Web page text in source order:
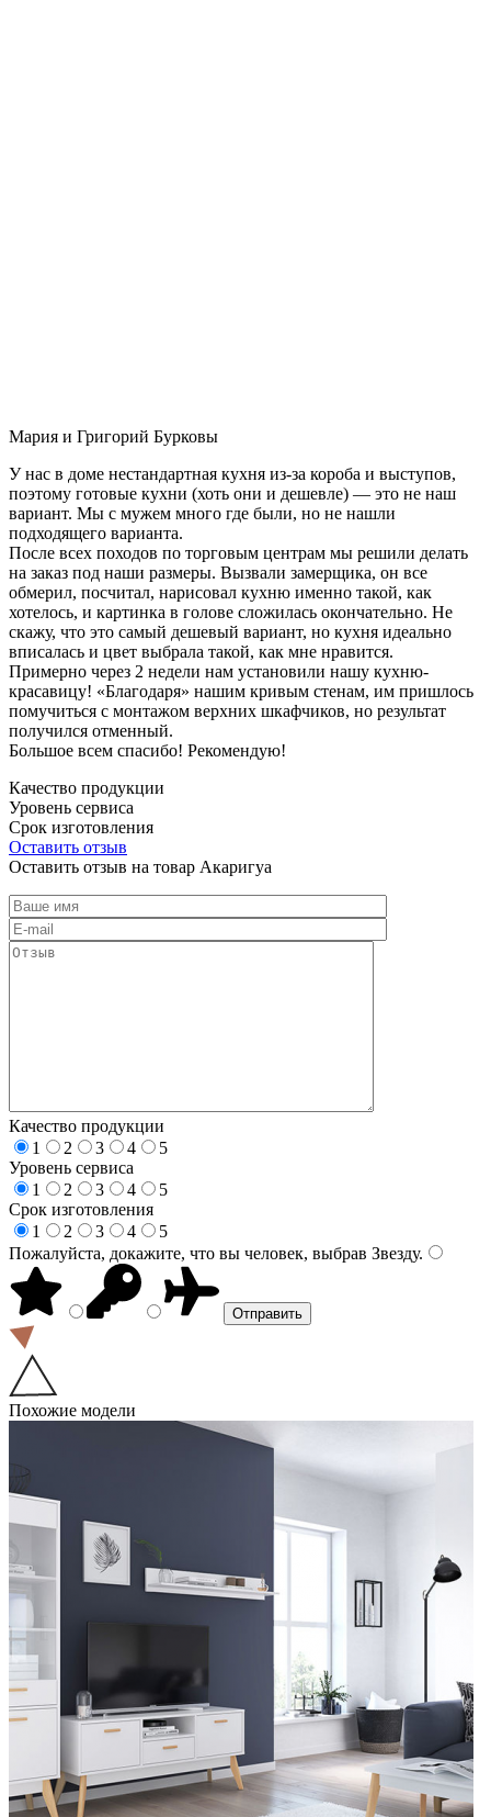
Мария и Григорий Бурковы
У нас в доме нестандартная кухня из-за короба и выступов,
поэтому готовые кухни (хоть они и дешевле) — это не наш
вариант. Мы с мужем много где были, но не нашли
подходящего варианта.
После всех походов по торговым центрам мы решили делать
на заказ под наши размеры. Вызвали замерщика, он все
обмерил, посчитал, нарисовал кухню именно такой, как
хотелось, и картинка в голове сложилась окончательно. Не
скажу, что это самый дешевый вариант, но кухня идеально
вписалась и цвет выбрала такой, как мне нравится.
Примерно через 2 недели нам установили нашу кухню-
красавицу! «Благодаря» нашим кривым стенам, им пришлось
помучиться с монтажом верхних шкафчиков, но результат
получился отменный.
Большое всем спасибо! Рекомендую!
Качество продукции
Уровень сервиса
Срок изготовления
Оставить отзыв
Оставить отзыв на товар Акаригуа
Качество продукции
1
2 3 4
5
Уровень сервиса
1
2 3 4
5
Срок изготовления
1
2 3 4
5
Пожалуйста, докажите, что вы человек, выбрав Звезду.
Похожие модели